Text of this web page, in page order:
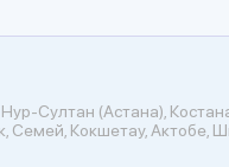
Султан (Астана),
Семей, Кокшетау, Актобе,